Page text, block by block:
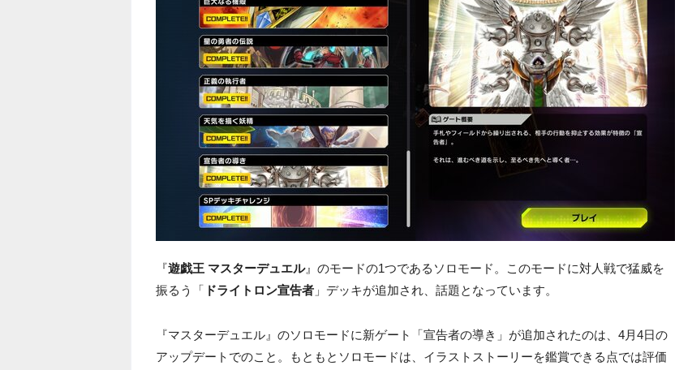
『遊戯王 マスターデュエル』のモードの1つであるソロモード。このモードに対人戦で猛威を
振るう「 ドライトロン宣告者 」デッキが追加され、話題となっています。
『マスターデュエル』のソロモードに新ゲート「宣告者の導き」が追加されたのは、4月4日の
アップデートでのこと。もともとソロモードは、イラストストーリーを鑑賞できる点では評価